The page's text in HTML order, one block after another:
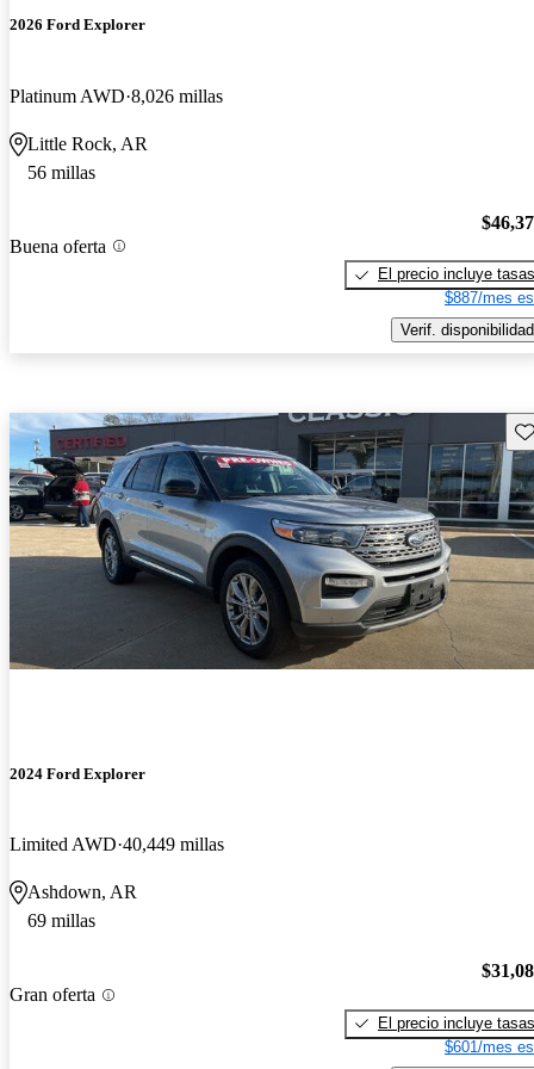
2026 Ford Explorer
Platinum AWD 8,026 millas
Little Rock, AR
56 millas
Buena oferta
El precio incluye tasas
$887/mes
Verif. disponibilidad
2024 Ford Explorer
Limited AWD 40,449 millas
Ashdown, AR
69 millas
Gran oferta
El precio incluye tasas
$601/mes